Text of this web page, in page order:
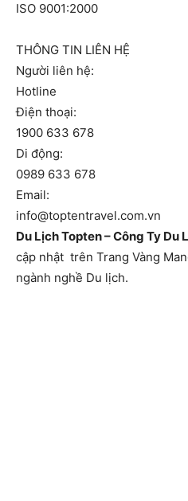
ISO 9001:2000
THÔNG TIN LIÊN HỆ
Người liên hệ:
Hotline
Điện thoại:
1900 633 678
Di động:
0989 633 678
Email:
info@toptentravel.com.vn
Du Lịch Topten – Công Ty Du
cập nhật trên Trang Vàng
ngành nghề Du lịch.